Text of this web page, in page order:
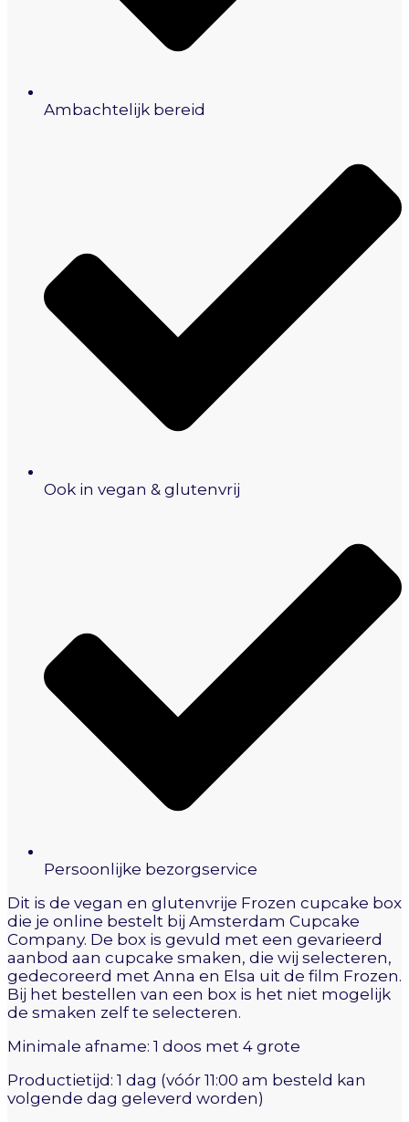
Ambachtelijk bereid
Ook in vegan & glutenvrij
Persoonlijke bezorgservice
Dit is de vegan en glutenvrije Frozen cupcake box
die je online bestelt bij Amsterdam Cupcake
Company. De box is gevuld met een gevarieerd
aanbod aan cupcake smaken, die wij selecteren,
gedecoreerd met Anna en Elsa uit de film Frozen.
Bij het bestellen van een box is het niet mogelijk
de smaken zelf te selecteren.
Minimale afname: 1 doos met 4 grote
Productietijd: 1 dag (vóór 11:00 am besteld kan
volgende dag geleverd worden)